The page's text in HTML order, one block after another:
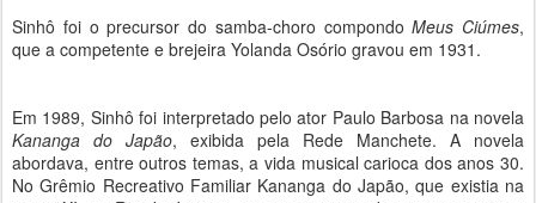
Sinhô foi o precursor do samba-choro compondoMeus Ciúmes,
que a competente e brejeira Yolanda Osório gravou em 1931.
Em 1989, Sinhô foi interpretado pelo ator Paulo Barbosa na novela
Kananga do Japão, exibida pela Rede Manchete. A novela
abordava, entre outros temas, a vida musical carioca dos anos 30.
No Grêmio Recreativo Familiar Kananga do Japão, que existia na